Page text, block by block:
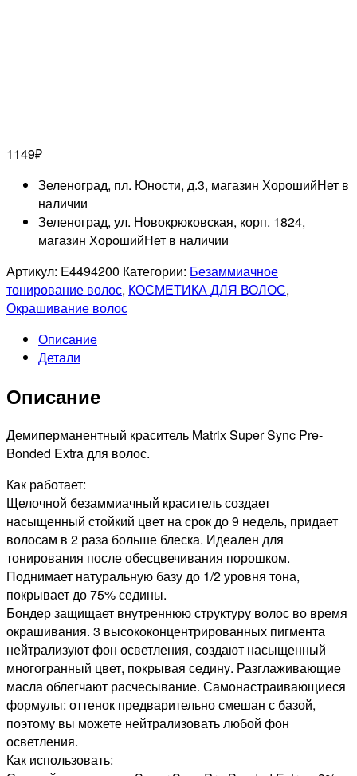
1149₽
Зеленоград, пл. Юности, д.3, магазин ХорошийНет в
наличии
Зеленоград, ул. Новокрюковская, корп. 1824,
магазин ХорошийНет в наличии
Артикул: E4494200 Категории: Безаммиачное
тонирование волос, КОСМЕТИКА ДЛЯ ВОЛОС,
Окрашивание волос
Описание
Детали
Описание
Демиперманентный краситель Matrix Super Sync Pre-
Bonded Extra для волос.
Как работает:
Щелочной безаммиачный краситель создает
насыщенный стойкий цвет на срок до 9 недель, придает
волосам в 2 раза больше блеска. Идеален для
тонирования после обесцвечивания порошком.
Поднимает натуральную базу до 1/2 уровня тона,
покрывает до 75% седины.
Бондер защищает внутреннюю структуру волос во время
окрашивания. 3 высококонцентрированных пигмента
нейтрализуют фон осветления, создают насыщенный
многогранный цвет, покрывая седину. Разглаживающие
масла облегчают расчесывание. Самонастраивающиеся
формулы: оттенок предварительно смешан с базой,
поэтому вы можете нейтрализовать любой фон
осветления.
Как использовать: